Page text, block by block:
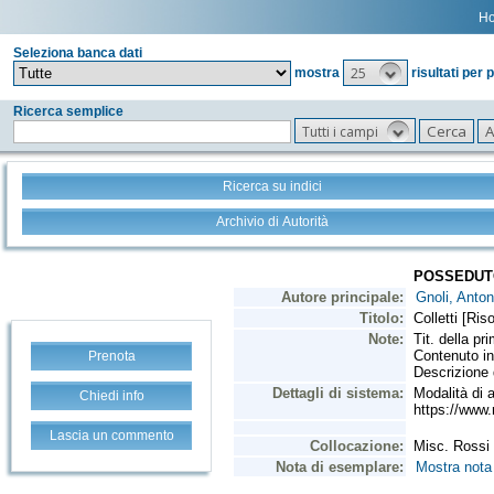
Seleziona banca dati
mostra
25 risultati per
Ricerca semplice
Tutti i campi
Ricerca su indici
Archivio di Autorità
Prenota
Chiedi info
Lascia un commento